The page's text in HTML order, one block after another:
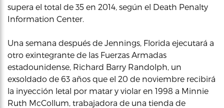
supera el total de 35 en 2014, según el Death Penalty
Information Center.
Una semana después de Jennings, Florida ejecutará a
otro exintegrante de las Fuerzas Armadas
estadounidense, Richard Barry Randolph, un
exsoldado de 63 años que el 20 de noviembre recibirá
la inyección letal por matar y violar en 1998 a Minnie
Ruth McCollum, trabajadora de una tienda de